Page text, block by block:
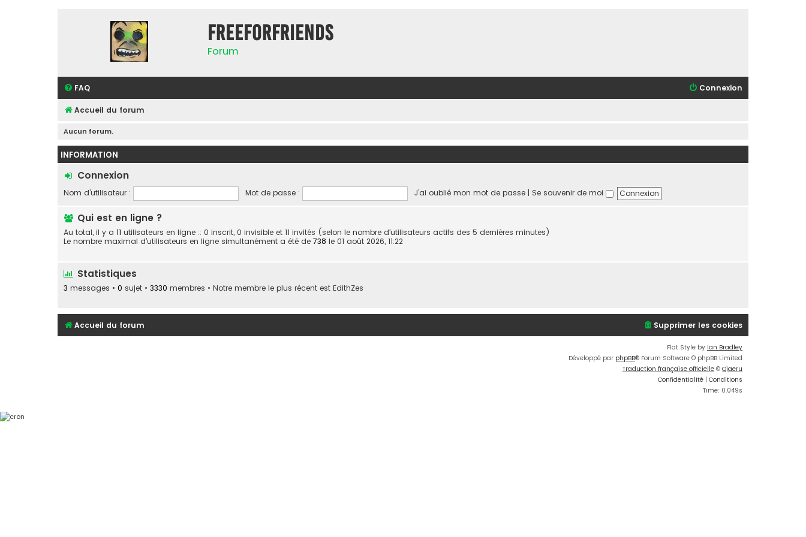
FreeForFriends
Forum
FAQ Connexion
Accueil du forum
Aucun forum.
INFORMATION
Connexion
Nom d’utilisateur : Mot de passe : J’ai oublié mon mot de passe | Se souvenir de moi
Qui est en ligne ?
Au total, il y a 11 utilisateurs en ligne :: 0 inscrit, 0 invisible et 11 invités (selon le nombre d’utilisateurs actifs des 5 dernières minutes)
Le nombre maximal d’utilisateurs en ligne simultanément a été de 738 le 01 août 2026, 11:22
Statistiques
3 messages • 0 sujet • 3330 membres • Notre membre le plus récent est EdithZes
Accueil du forum Supprimer les cookies
Flat Style by Ian Bradley
Développé par phpBB® Forum Software © phpBB Limited
Traduction française officielle © Qiaeru
Confidentialité | Conditions
Time: 0.049s